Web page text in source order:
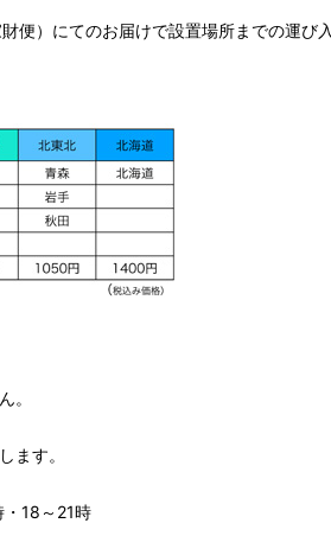
）にてのお届けで設置場所までの運び
。
ます。
・18～21時